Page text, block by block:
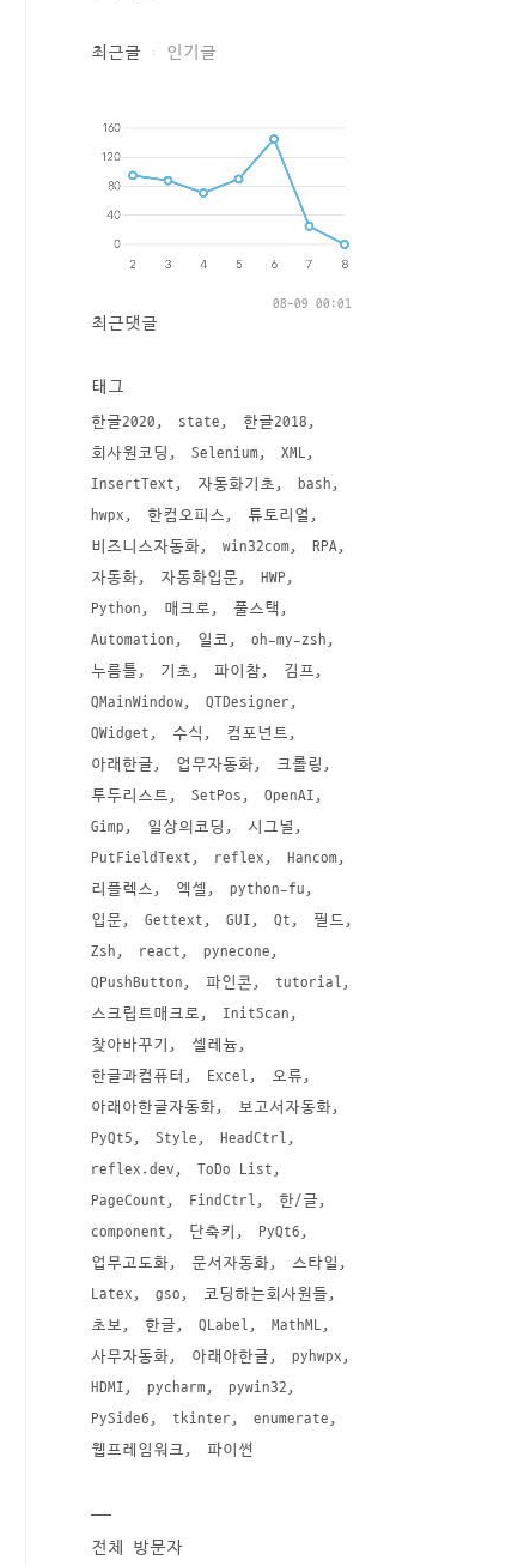
최근글 인기글
08-09 00:01
최근댓글
태그
한글2020 state
한글2018
회사원코딩
Selenium
XML
InsertText
자동화기초
bash
hwpx
한컴오피스
튜토리얼
비즈니스자동화
win32com
RPA
자동화
자동화입문
HWP
Python
매크로
풀스택
Automation
일코
oh-my-zsh
누름틀
기초 파이참
김프
QMainWindow
QTDesigner
QWidget
수식
컴포넌트
아래한글
업무자동화
크롤링
투두리스트
SetPos
OpenAI
Gimp
일상의코딩
시그널
PutFieldText
reflex
Hancom
리플렉스
엑셀
python-fu
입문
Gettext GUI Qt
필드
Zsh
react
pynecone
QPushButton
파인콘
tutorial
스크립트매크로
InitScan
찾아바꾸기
셀레늄
한글과컴퓨터
Excel
오류
아래아한글자동화
보고서자동화
PyQt5
Style
HeadCtrl
reflex.dev
ToDo List
PageCount
FindCtrl
한/글
component
단축키
PyQt6
업무고도화
문서자동화
스타일
Latex
gso
코딩하는회사원들
초보
한글 QLabel
MathML
사무자동화
아래아한글
pyhwpx
HDMI
pycharm
pywin32
PySide6
tkinter
enumerate
웹프레임워크
파이썬
전체 방문자